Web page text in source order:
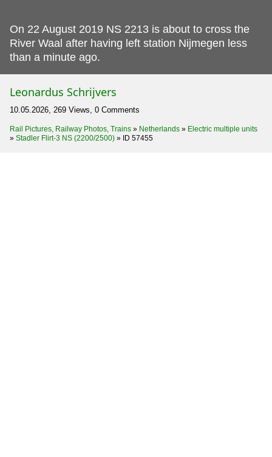
On 22 August 2019 NS 2213 is about to cross the
River Waal after having left station Nijmegen less
than a minute ago.
Leonardus Schrijvers
10.05.2026, 269 Views, 0 Comments
Rail Pictures, Railway Photos, Trains » Netherlands » Electric multiple units
» Stadler Flirt-3 NS (2200/2500) » ID 57455